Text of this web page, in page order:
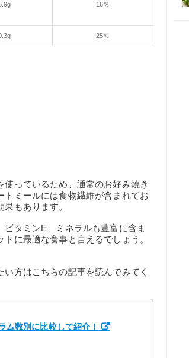
16％
25％
っているため、通常のお好み焼き
ミールには食物繊維が含まれてお
もあります。
タミンE、ミネラルも豊富に含ま
に最適な食事と言えるでしょう。
い方はこちらの記事を読んでみてく
ム数別に比較して紹介！